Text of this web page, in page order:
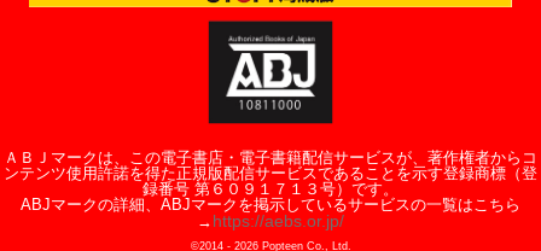
ＡＢＪマークは、この電子書店・電子書籍配信サービスが、著作権者からコ
ンテンツ使用許諾を得た正規版配信サービスであることを示す登録商標（登
録番号 第６０９１７１３号）です。
ABJマークの詳細、ABJマークを掲示しているサービスの一覧はこちら
→ https://aebs.or.jp/
©2014 - 2026Popteen Co., Ltd.